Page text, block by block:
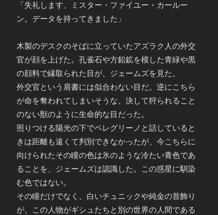
「失礼します、ミスター・ファイユー・カールー
ン。データを持ってきました」
木製のデスクのそばに立っていたアズラク人の外交
官が顔を上げた。孔雀石や方鉛鉱を模した青緑や黒
の顔料で縁取られた目が、ジェームズを見た。
外交官という肩書には似合わない目だ。逆にこちら
が命を奪われてしまいそうな、決して狩られること
のない獣のように生命的な目だった。
照りつける陽光の下でペレグリーノと話していると
きは距離も遠くて判別できなかったが、今こちらに
向けられたその瞳の色は氷のような冷たい青色であ
ることを、ジェームズは認識した。この惑星に馴染
む色ではない。
その瞳だけでなく、白いチュニックや純金の首飾り
が、この人物がギシュたちと別の世界の人間である